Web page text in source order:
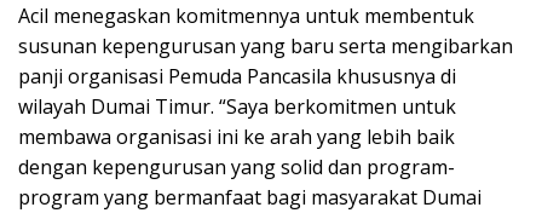
Acil menegaskan komitmennya untuk membentuk
susunan kepengurusan yang baru serta mengibarkan
panji organisasi Pemuda Pancasila khususnya di
wilayah Dumai Timur. “Saya berkomitmen untuk
membawa organisasi ini ke arah yang lebih baik
dengan kepengurusan yang solid dan program-
program yang bermanfaat bagi masyarakat Dumai